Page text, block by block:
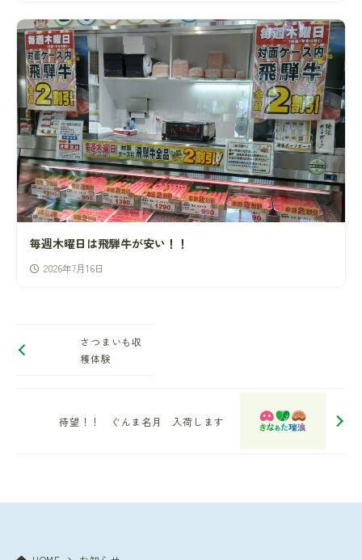
毎週木曜日は飛騨牛が安い！！
2026年7月16日
さつまいも収
穫体験
待望！！ ぐんま名月 入荷します